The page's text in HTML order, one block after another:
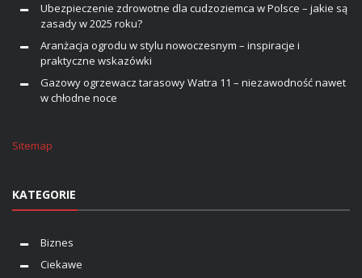
Ubezpieczenie zdrowotne dla cudzoziemca w Polsce – jakie są
zasady w 2025 roku?
Aranżacja ogrodu w stylu nowoczesnym – inspiracje i
praktyczne wskazówki
Gazowy ogrzewacz tarasowy Watra 11 – niezawodność nawet
w chłodne noce
Sitemap
KATEGORIE
Biznes
Ciekawe